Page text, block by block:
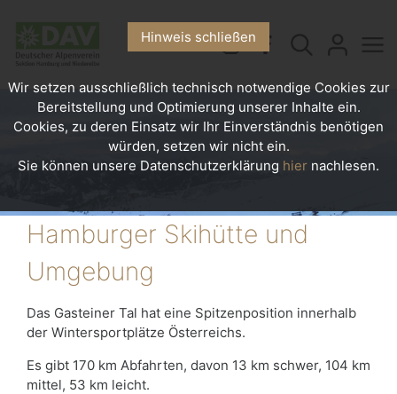
Hamburger Skihütte und
Umgebung
Das Gasteiner Tal hat eine Spitzenposition innerhalb
der Wintersportplätze Österreichs.
Es gibt 170 km Abfahrten, davon 13 km schwer, 104 km
mittel, 53 km leicht.
Hinweis schließen
Wir setzen ausschließlich technisch notwendige Cookies zur
Bereitstellung und Optimierung unserer Inhalte ein.
Cookies, zu deren Einsatz wir Ihr Einverständnis benötigen
würden, setzen wir nicht ein.
Sie können unsere Datenschutzerklärung hier nachlesen.